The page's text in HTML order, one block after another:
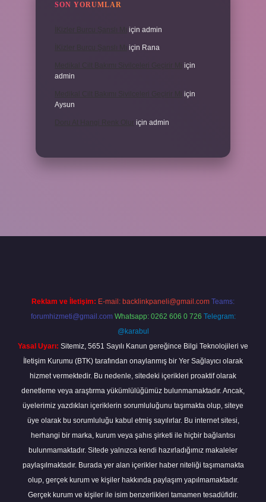
SON YORUMLAR
için admin
için Rana
için
admin
için
Aysun
için admin
Reklam ve İletişim: E-mail: backlinkpaneli@gmail.com Teams:
forumhizmeti@gmail.com Whatsapp: 0262 606 0 726 Telegram:
@karabul
Yasal Uyarı: Sitemiz, 5651 Sayılı Kanun gereğince Bilgi Teknolojileri ve
İletişim Kurumu (BTK) tarafından onaylanmış bir Yer Sağlayıcı olarak
hizmet vermektedir. Bu nedenle, sitedeki içerikleri proaktif olarak
denetleme veya araştırma yükümlülüğümüz bulunmamaktadır. Ancak,
üyelerimiz yazdıkları içeriklerin sorumluluğunu taşımakta olup, siteye
üye olarak bu sorumluluğu kabul etmiş sayılırlar. Bu internet sitesi,
herhangi bir marka, kurum veya şahıs şirketi ile hiçbir bağlantısı
bulunmamaktadır. Sitede yalnızca kendi hazırladığımız makaleler
paylaşılmaktadır. Burada yer alan içerikler haber niteliği taşımamakta
olup, gerçek kurum ve kişiler hakkında paylaşım yapılmamaktadır.
Gerçek kurum ve kişiler ile isim benzerlikleri tamamen tesadüfidir.